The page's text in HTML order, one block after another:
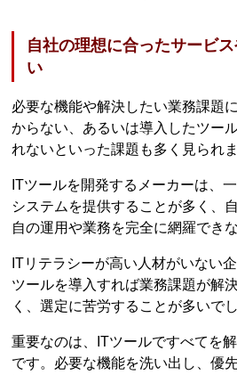
自社の理想に合ったサービ
い
必要な機能や解決したい業務課題
からない、あるいは導入したツー
れないといった課題も多く見られま
ITツールを開発するメーカーは、
システムを提供することが多く、
自の運用や業務を完全に網羅でき
ITリテラシーが高い人材がいない
ツールを導入すれば業務課題が解
く、選定に苦労することが多いでし
重要なのは、ITツールですべてを
です。必要な機能を洗い出し、優